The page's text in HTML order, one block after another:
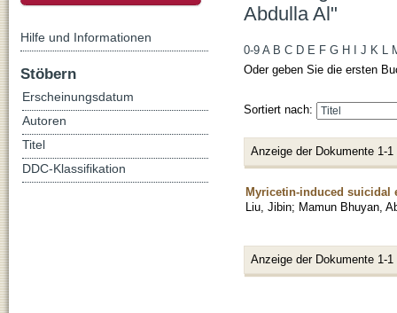
Abdulla Al"
0-9 A B C D E F G H J K L
Oder geben Sie die ersten
Sortiert nach:
Anzeige der Dokumente 1-1
Myricetin-induced suicidal
Liu, Jibin; Mamun Bhuyan,
Anzeige der Dokumente 1-1
Hilfe und Informationen
Stöbern
Erscheinungsdatum
Autoren
Titel
DDC-Klassifikation